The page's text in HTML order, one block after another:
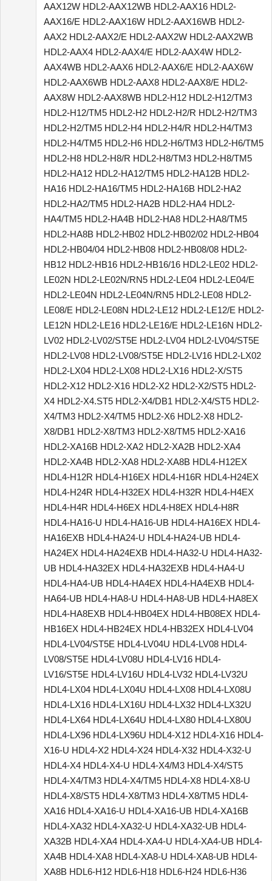
AAX12W HDL2-AAX12WB HDL2-AAX16 HDL2-
AAX16/E HDL2-AAX16W HDL2-AAX16WB HDL2-
AAX2 HDL2-AAX2/E HDL2-AAX2W HDL2-AAX2WB
HDL2-AAX4 HDL2-AAX4/E HDL2-AAX4W HDL2-
AAX4WB HDL2-AAX6 HDL2-AAX6/E HDL2-AAX6W
HDL2-AAX6WB HDL2-AAX8 HDL2-AAX8/E HDL2-
AAX8W HDL2-AAX8WB HDL2-H12 HDL2-H12/TM3
HDL2-H12/TM5 HDL2-H2 HDL2-H2/R HDL2-H2/TM3
HDL2-H2/TM5 HDL2-H4 HDL2-H4/R HDL2-H4/TM3
HDL2-H4/TM5 HDL2-H6 HDL2-H6/TM3 HDL2-H6/TM5
HDL2-H8 HDL2-H8/R HDL2-H8/TM3 HDL2-H8/TM5
HDL2-HA12 HDL2-HA12/TM5 HDL2-HA12B HDL2-
HA16 HDL2-HA16/TM5 HDL2-HA16B HDL2-HA2
HDL2-HA2/TM5 HDL2-HA2B HDL2-HA4 HDL2-
HA4/TM5 HDL2-HA4B HDL2-HA8 HDL2-HA8/TM5
HDL2-HA8B HDL2-HB02 HDL2-HB02/02 HDL2-HB04
HDL2-HB04/04 HDL2-HB08 HDL2-HB08/08 HDL2-
HB12 HDL2-HB16 HDL2-HB16/16 HDL2-LE02 HDL2-
LE02N HDL2-LE02N/RN5 HDL2-LE04 HDL2-LE04/E
HDL2-LE04N HDL2-LE04N/RN5 HDL2-LE08 HDL2-
LE08/E HDL2-LE08N HDL2-LE12 HDL2-LE12/E HDL2-
LE12N HDL2-LE16 HDL2-LE16/E HDL2-LE16N HDL2-
LV02 HDL2-LV02/ST5E HDL2-LV04 HDL2-LV04/ST5E
HDL2-LV08 HDL2-LV08/ST5E HDL2-LV16 HDL2-LX02
HDL2-LX04 HDL2-LX08 HDL2-LX16 HDL2-X/ST5
HDL2-X12 HDL2-X16 HDL2-X2 HDL2-X2/ST5 HDL2-
X4 HDL2-X4.ST5 HDL2-X4/DB1 HDL2-X4/ST5 HDL2-
X4/TM3 HDL2-X4/TM5 HDL2-X6 HDL2-X8 HDL2-
X8/DB1 HDL2-X8/TM3 HDL2-X8/TM5 HDL2-XA16
HDL2-XA16B HDL2-XA2 HDL2-XA2B HDL2-XA4
HDL2-XA4B HDL2-XA8 HDL2-XA8B HDL4-H12EX
HDL4-H12R HDL4-H16EX HDL4-H16R HDL4-H24EX
HDL4-H24R HDL4-H32EX HDL4-H32R HDL4-H4EX
HDL4-H4R HDL4-H6EX HDL4-H8EX HDL4-H8R
HDL4-HA16-U HDL4-HA16-UB HDL4-HA16EX HDL4-
HA16EXB HDL4-HA24-U HDL4-HA24-UB HDL4-
HA24EX HDL4-HA24EXB HDL4-HA32-U HDL4-HA32-
UB HDL4-HA32EX HDL4-HA32EXB HDL4-HA4-U
HDL4-HA4-UB HDL4-HA4EX HDL4-HA4EXB HDL4-
HA64-UB HDL4-HA8-U HDL4-HA8-UB HDL4-HA8EX
HDL4-HA8EXB HDL4-HB04EX HDL4-HB08EX HDL4-
HB16EX HDL4-HB24EX HDL4-HB32EX HDL4-LV04
HDL4-LV04/ST5E HDL4-LV04U HDL4-LV08 HDL4-
LV08/ST5E HDL4-LV08U HDL4-LV16 HDL4-
LV16/ST5E HDL4-LV16U HDL4-LV32 HDL4-LV32U
HDL4-LX04 HDL4-LX04U HDL4-LX08 HDL4-LX08U
HDL4-LX16 HDL4-LX16U HDL4-LX32 HDL4-LX32U
HDL4-LX64 HDL4-LX64U HDL4-LX80 HDL4-LX80U
HDL4-LX96 HDL4-LX96U HDL4-X12 HDL4-X16 HDL4-
X16-U HDL4-X2 HDL4-X24 HDL4-X32 HDL4-X32-U
HDL4-X4 HDL4-X4-U HDL4-X4/M3 HDL4-X4/ST5
HDL4-X4/TM3 HDL4-X4/TM5 HDL4-X8 HDL4-X8-U
HDL4-X8/ST5 HDL4-X8/TM3 HDL4-X8/TM5 HDL4-
XA16 HDL4-XA16-U HDL4-XA16-UB HDL4-XA16B
HDL4-XA32 HDL4-XA32-U HDL4-XA32-UB HDL4-
XA32B HDL4-XA4 HDL4-XA4-U HDL4-XA4-UB HDL4-
XA4B HDL4-XA8 HDL4-XA8-U HDL4-XA8-UB HDL4-
XA8B HDL6-H12 HDL6-H18 HDL6-H24 HDL6-H36